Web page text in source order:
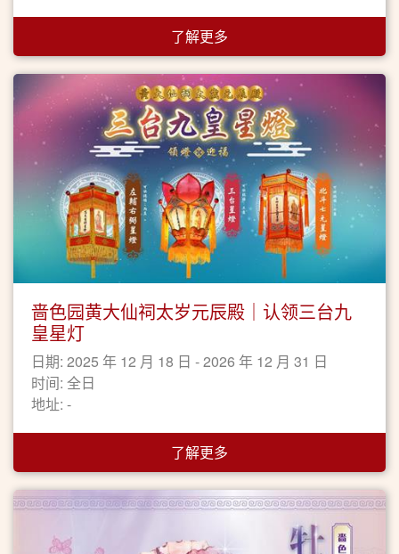
了解更多
啬色园黄大仙祠太岁元辰殿｜认领三台九
皇星灯
日期: 2025 年 12 月 18 日 - 2026 年 12 月 31 日
时间: 全日
地址: -
了解更多